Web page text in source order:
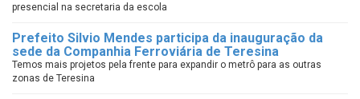
presencial na secretaria da escola
Prefeito Silvio Mendes participa da inauguração da
sede da Companhia Ferroviária de Teresina
Temos mais projetos pela frente para expandir o metrô para as outras
zonas de Teresina